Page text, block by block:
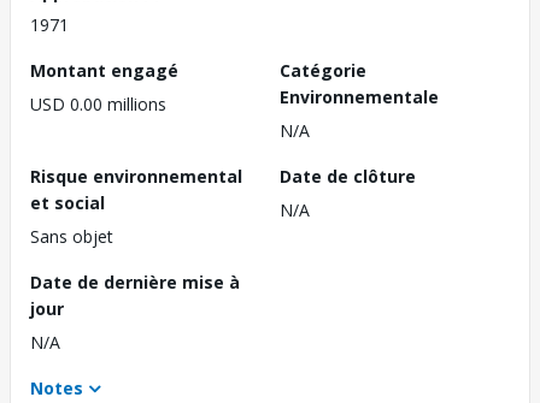
1971
Montant engagé
USD 0.00 millions
Catégorie
Environnementale
N/A
Risque environnemental
et social
Sans objet
Date de clôture
N/A
Date de dernière mise à
jour
N/A
Notes